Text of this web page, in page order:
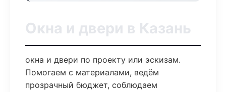
Окна и двери в Казань
окна и двери по проекту или эскизам.
Помогаем с материалами, ведём
прозрачный бюджет, соблюдаем